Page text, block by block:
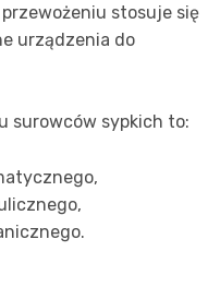
stosuje się
urządzenia do
surowców sypkich to: